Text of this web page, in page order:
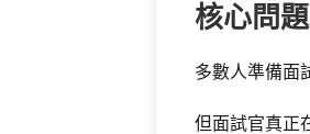
核心問
多數人準備面
但面試官真正